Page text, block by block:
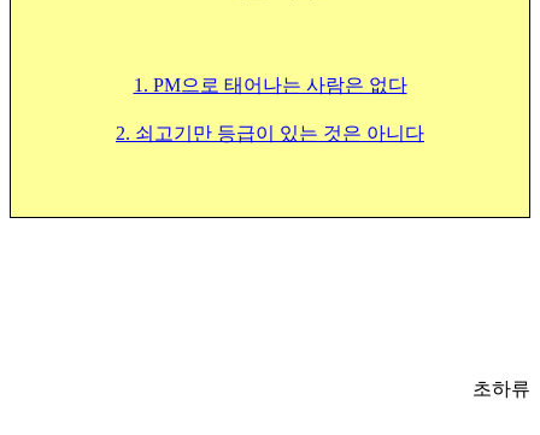
1. PM으로 태어나는 사람은 없다
2. 쇠고기만 등급이 있는 것은 아니다
초하류